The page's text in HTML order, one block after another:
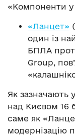
«Компоненти у
«Ланцет»
один із
БПЛА
Group,
Як
над Києвом 16
саме як
модернізацію